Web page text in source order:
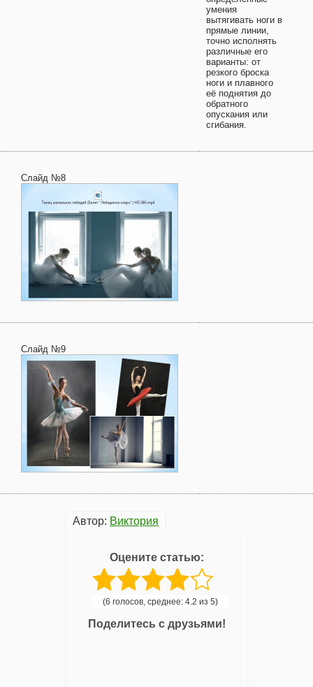
умения
вытягивать ноги в
прямые линии,
точно исполнять
различные его
варианты: от
резкого броска
ноги и плавного
её поднятия до
обратного
опускания или
сгибания.
Слайд №8
Слайд №9
Автор: Виктория
Оцените статью:
(6 голосов, среднее: 4.2 из 5)
Поделитесь с друзьями!